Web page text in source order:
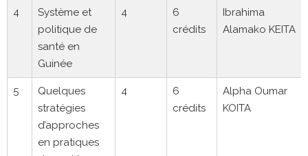
4
Système et
politique de
santé en
Guinée
4
6
crédits
Ibrahima
Alamako KEITA
5
Quelques
stratégies
d’approches
en pratiques
4
6
crédits
Alpha Oumar
KOITA